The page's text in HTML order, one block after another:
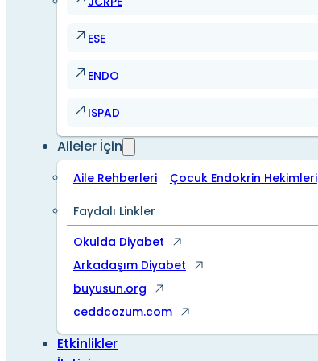
ESE
ENDO
ISPAD
Aileler İçin
Aile Rehberleri Çocuk Endokrin Hekimleri
Faydalı Linkler
Okulda Diyabet
Arkadaşım Diyabet
buyusun.org
ceddcozum.com
Etkinlikler